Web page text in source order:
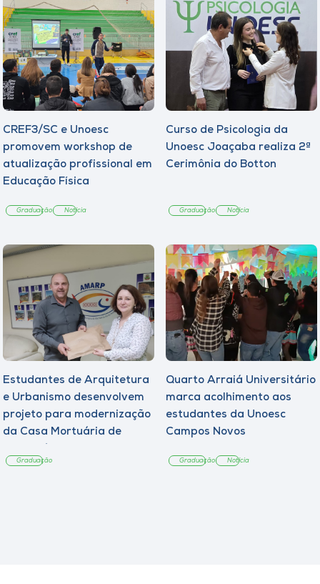
CREF3/SC e Unoesc
promovem workshop de
atualização profissional em
Educação Física
Graduação Notícia
Curso de Psicologia da
Unoesc Joaçaba realiza 2ª
Cerimônia do Botton
Graduação Notícia
Estudantes de Arquitetura
e Urbanismo desenvolvem
projeto para modernização
da Casa Mortuária de
Graduação
Quarto Arraiá Universitário
marca acolhimento aos
estudantes da Unoesc
Campos Novos
Graduação Notícia